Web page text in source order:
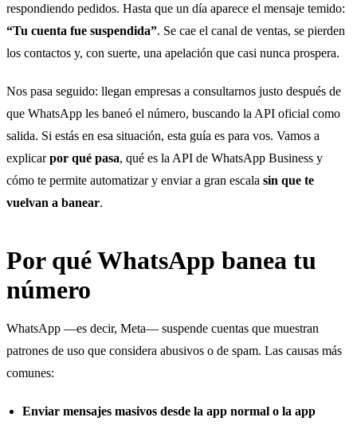
respondiendo pedidos. Hasta que un día aparece el mensaje temido:
“Tu cuenta fue suspendida”. Se cae el canal de ventas, se pierden
los contactos y, con suerte, una apelación que casi nunca prospera.
Nos pasa seguido: llegan empresas a consultarnos justo después de
que WhatsApp les baneó el número, buscando la API oficial como
salida. Si estás en esa situación, esta guía es para vos. Vamos a
explicarpor qué pasa, qué es la API de WhatsApp Business y
cómo te permite automatizar y enviar a gran escala sin que te
vuelvan a banear.
Por qué WhatsApp banea tu
número
WhatsApp —es decir, Meta— suspende cuentas que muestran
patrones de uso que considera abusivos o de spam. Las causas más
comunes:
Enviar mensajes masivos desde la app normal o la app